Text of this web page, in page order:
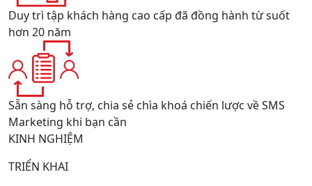
Duy trì tập khách hàng cao cấp đã đồng hành từ suốt
hơn 20 năm
Sẵn sàng hỗ trợ, chia sẻ chìa khoá chiến lược về SMS
Marketing khi bạn cần
KINH NGHIỆM
TRIỂN KHAI